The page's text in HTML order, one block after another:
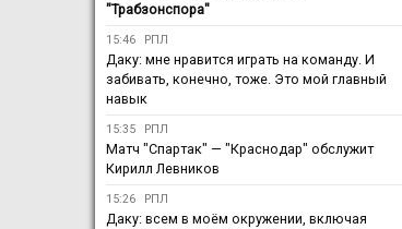
"Трабзонспора"
15:46 РПЛ
Даку: мне нравится играть на команду. И
забивать, конечно, тоже. Это мой главный
навык
15:35 РПЛ
Матч "Спартак" — "Краснодар" обслужит
Кирилл Левников
15:26 РПЛ
Даку: всем в моём окружении, включая